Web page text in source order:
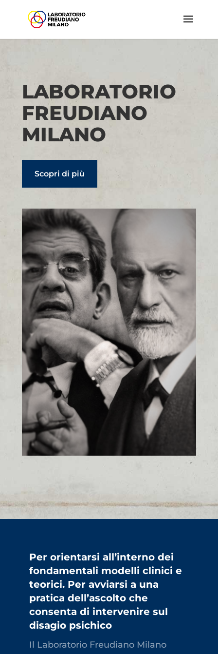
LABORATORIO
FREUDIANO
MILANO
Scopri di più
Per orientarsi all’interno dei
fondamentali modelli clinici e
teorici. Per avviarsi a una
pratica dell’ascolto che
consenta di intervenire sul
disagio psichico
Il Laboratorio Freudiano Milano